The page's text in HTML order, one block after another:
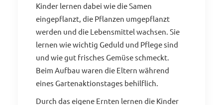
Kinder lernen dabei wie die Samen
eingepflanzt, die Pflanzen umgepflanzt
werden und die Lebensmittel wachsen. Sie
lernen wie wichtig Geduld und Pflege sind
und wie gut frisches Gemüse schmeckt.
Beim Aufbau waren die Eltern während
eines Gartenaktionstages behilflich.
Durch das eigene Ernten lernen die Kinder